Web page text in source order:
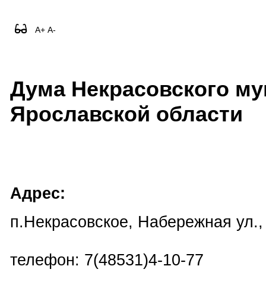
A+ A-
Дума Некрасовского
Ярославской области
Адрес:
п.Некрасовское, Набережная
телефон: 7(48531)4-10-77